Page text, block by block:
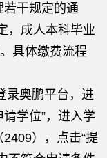
若干规定的通
，成人本科毕业
具体缴费流程
录奥鹏平台，进
请学位”，进入学
），点击“提